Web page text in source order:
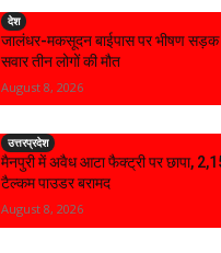
देश
जालंधर-मकसूदन बाईपास पर भीषण सड़क
सवार तीन लोगों की मौत
August 8, 2026
उत्तरप्रदेश
मैनपुरी में अवैध आटा फैक्ट्री पर छापा,
टैल्कम पाउडर बरामद
August 8, 2026